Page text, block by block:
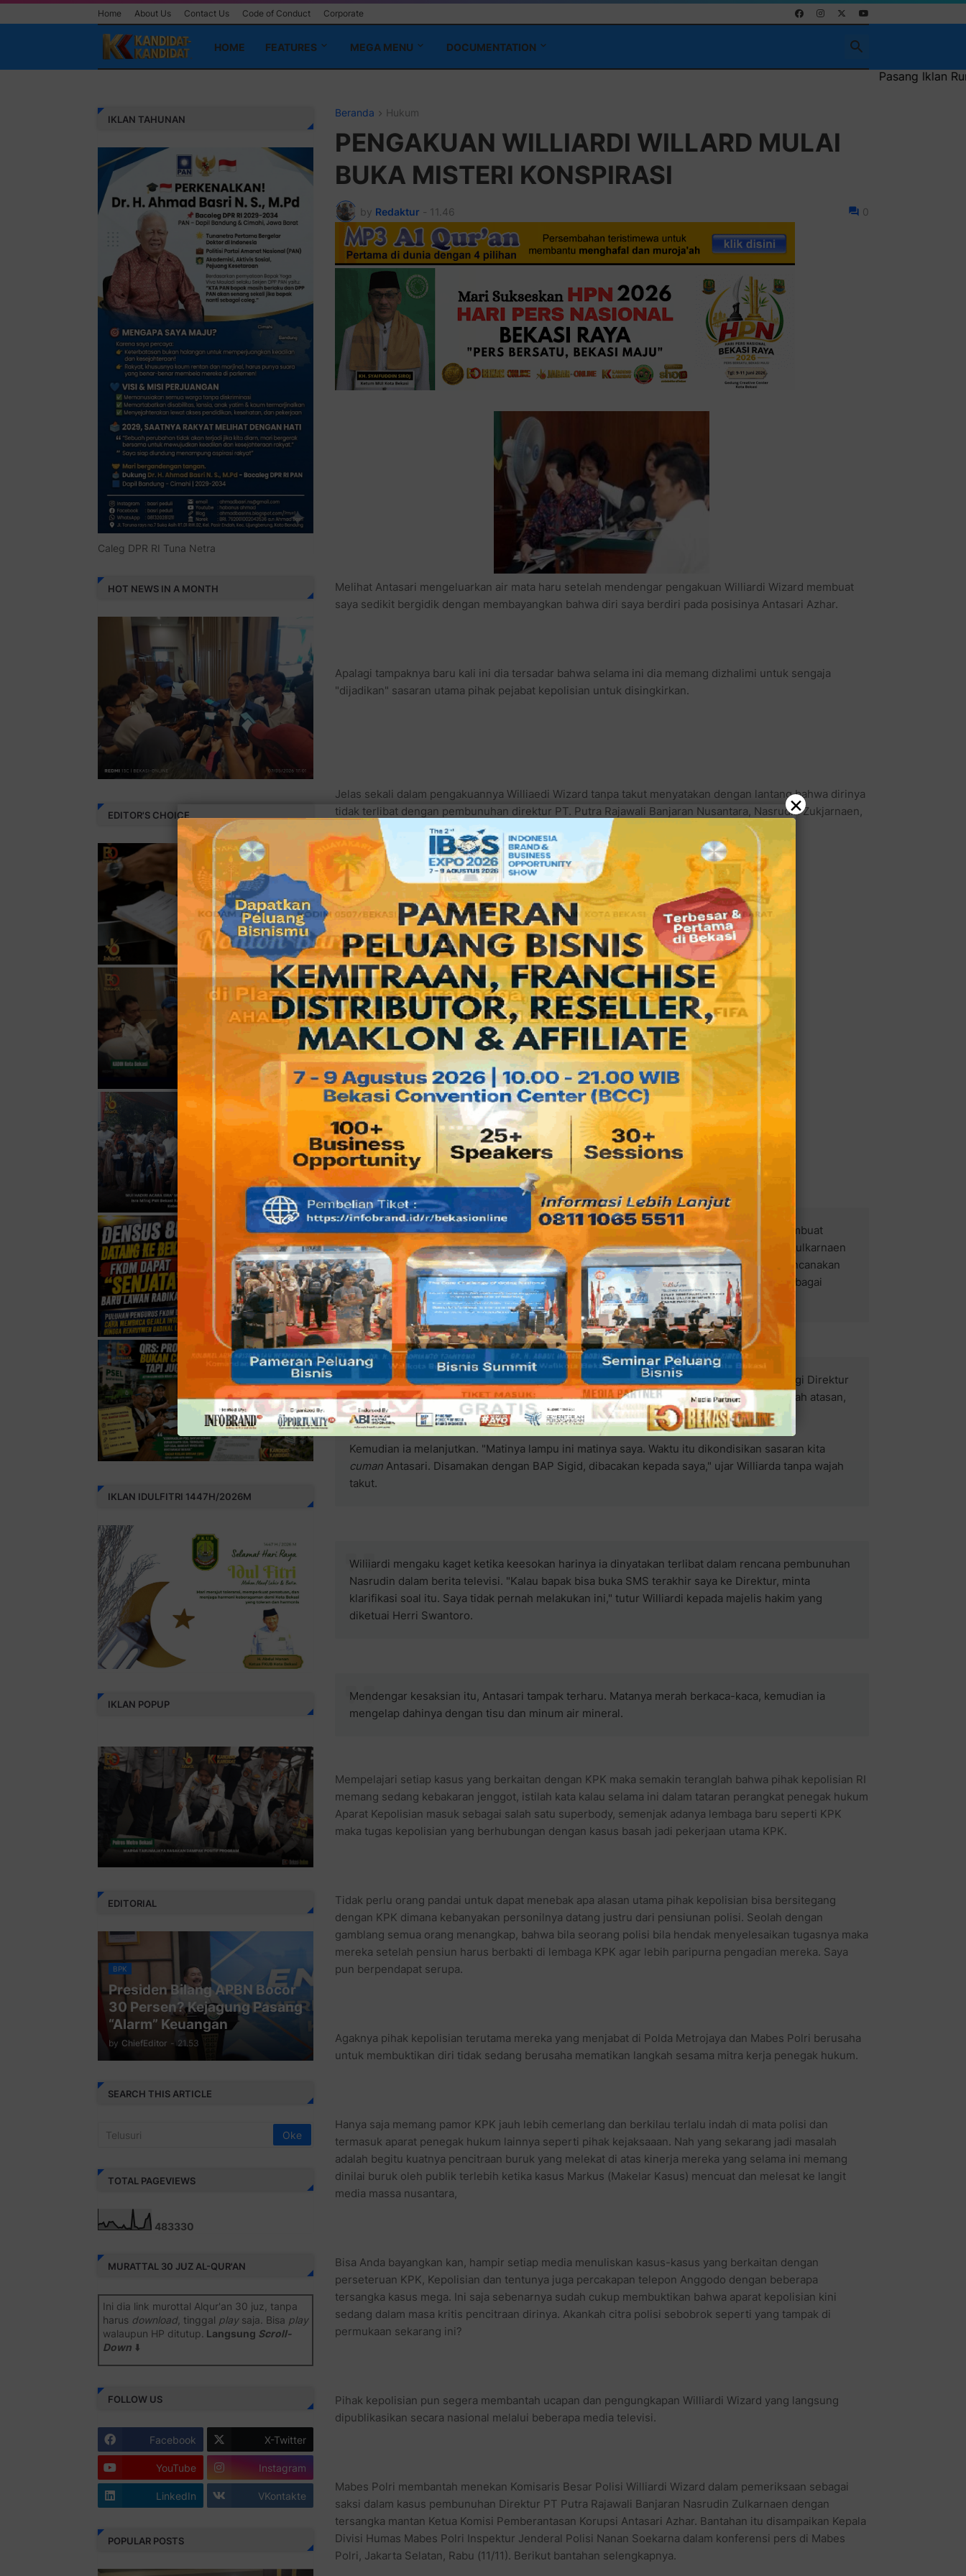
Home About Us Contact Us Code of Conduct Corporate
HOME FEATURES MEGA MENU DOCUMENTATION
Pasang Iklan Running Text Anda
Beranda Hukum
PENGAKUAN WILLIARDI WILLARD MULAI
BUKA MISTERI KONSPIRASI
by Redaktur - 11.46 0
Melihat Antasari mengeluarkan air mata haru setelah mendengar pengakuan Williardi Wizard membuat
saya sedikit bergidik dengan membayangkan bahwa diri saya berdiri pada posisinya Antasari Azhar.
Apalagi tampaknya baru kali ini dia tersadar bahwa selama ini dia memang dizhalimi untuk sengaja
"dijadikan" sasaran utama pihak pejabat kepolisian untuk disingkirkan.
Jelas sekali dalam pengakuannya Williaedi Wizard tanpa takut menyatakan dengan lantang bahwa dirinya
tidak terlibat dengan pembunuhan direktur PT. Putra Rajawali Banjaran Nusantara, Nasrudin Zukjarnaen,
Seperti petikan berita dari Kompas online berikut ini
JAKARTA, KOMPAS.com— Saksi mantan Kapolres Jakarta Selatan Williardi Wizard membuat
heboh dalam sidang kasus pembunuhan Direktur PT Putra Rajawali Banjaran Nasrudin Zulkarnaen
di PN Jaksel, Selasa (10/11). Ia mengaku BAP pengakuan yang dia buat di BAP telah direncanakan
oleh penyidik kepolisian dengan sasaran Antasari Azhar yang dalam sidang itu duduk sebagai
terdakwa.
"Bahwa dalam berita acara itu. Pada pukul 12.00 malam lewat kami diperiksa dan didatangi Direktur
Reserse Polda, Wadir, Kasat ada tiga orang. Ini demi Allah saya bersumpah bahwa perintah atasan,
ini demi Allah saya bersumpah sasaran kami cuma Antasari," kata Williardi.
Kemudian ia melanjutkan. "Matinya lampu ini matinya saya. Waktu itu dikondisikan sasaran kita
cumanAntasari. Disamakan dengan BAP Sigid, dibacakan kepada saya," ujar Williarda tanpa wajah
takut.
Wiliiardi mengaku kaget ketika keesokan harinya ia dinyatakan terlibat dalam rencana pembunuhan
Nasrudin dalam berita televisi. "Kalau bapak bisa buka SMS terakhir saya ke Direktur, minta
klarifikasi soal itu. Saya tidak pernah melakukan ini," tutur Williardi kepada majelis hakim yang
diketuai Herri Swantoro.
Mendengar kesaksian itu, Antasari tampak terharu. Matanya merah berkaca-kaca, kemudian ia
mengelap dahinya dengan tisu dan minum air mineral.
Mempelajari setiap kasus yang berkaitan dengan KPK maka semakin teranglah bahwa pihak kepolisian RI
memang sedang kebakaran jenggot, istilah kata kalau selama ini dalam tataran perangkat penegak hukum
Aparat Kepolisian masuk sebagai salah satu superbody, semenjak adanya lembaga baru seperti KPK
maka tugas kepolisian yang berhubungan dengan kasus basah jadi pekerjaan utama KPK.
Tidak perlu orang pandai untuk dapat menebak apa alasan utama pihak kepolisian bisa bersitegang
dengan KPK dimana kebanyakan personilnya datang justru dari pensiunan polisi. Seolah dengan
gamblang semua orang menangkap, bahwa bila seorang polisi bila hendak menyelesaikan tugasnya maka
mereka setelah pensiun harus berbakti di lembaga KPK agar lebih paripurna pengadian mereka. Saya
pun berpendapat serupa.
Agaknya pihak kepolisian terutama mereka yang menjabat di Polda Metrojaya dan Mabes Polri berusaha
untuk membuktikan diri tidak sedang berusaha mematikan langkah sesama mitra kerja penegak hukum.
Hanya saja memang pamor KPK jauh lebih cemerlang dan berkilau terlalu indah di mata polisi dan
termasuk aparat penegak hukum lainnya seperti pihak kejaksaaan. Nah yang sekarang jadi masalah
adalah begitu kuatnya pencitraan buruk yang melekat di atas kinerja mereka yang selama ini memang
dinilai buruk oleh publik terlebih ketika kasus Markus (Makelar Kasus) mencuat dan melesat ke langit
media massa nusantara,
Bisa Anda bayangkan kan, hampir setiap media menuliskan kasus-kasus yang berkaitan dengan
perseteruan KPK, Kepolisian dan tentunya juga percakapan telepon Anggodo dengan beberapa
tersangka kasus mega. Ini saja sebenarnya sudah cukup membuktikan bahwa aparat kepolisian kini
sedang dalam masa kritis pencitraan dirinya. Akankah citra polisi sebobrok seperti yang tampak di
permukaan sekarang ini?
Pihak kepolisian pun segera membantah ucapan dan pengungkapan Williardi Wizard yang langsung
dipublikasikan secara nasional melalui beberapa media televisi.
Mabes Polri membantah menekan Komisaris Besar Polisi Williardi Wizard dalam pemeriksaan sebagai
saksi dalam kasus pembunuhan Direktur PT Putra Rajawali Banjaran Nasrudin Zulkarnaen dengan
tersangka mantan Ketua Komisi Pemberantasan Korupsi Antasari Azhar. Bantahan itu disampaikan Kepala
Divisi Humas Mabes Polri Inspektur Jenderal Polisi Nanan Soekarna dalam konferensi pers di Mabes
Polri, Jakarta Selatan, Rabu (11/11). Berikut bantahan selengkapnya.
IKLAN TAHUNAN
Caleg DPR RI Tuna Netra
HOT NEWS IN A MONTH
EDITOR'S CHOICE
IKLAN IDULFITRI 1447H/2026M
IKLAN POPUP
×
EDITORIAL
BPK
Presiden Bilang APBN Bocor
30 Persen? Kejagung Pasang
“Alarm” Keuangan
by ChiefEditor - 21.53
SEARCH THIS ARTICLE
TOTAL PAGEVIEWS
483330
MURATTAL 30 JUZ AL-QUR'AN
Ini dia link murottal Alqur'an 30 juz, tanpa
harus download, tinggal playsaja. Bisa play
walaupun HP ditutup. Langsung Scroll-
Down⬇️
Juz 1 ⇨http://j.mp/2b8SiNO
Juz 2 ⇨http://j.mp/2b8RJmQ
Juz 3 ⇨http://j.mp/2bFSrtF
Juz 4 ⇨http://j.mp/2b8SXi3
Juz 5 ⇨http://j.mp/2b8RZm3
Juz 6 ⇨http://j.mp/28MBohs
Juz 7 ⇨http://j.mp/2bFRIZC
FOLLOW US
Facebook X-Twitter
YouTube Instagram
LinkedIn VKontakte
POPULAR POSTS